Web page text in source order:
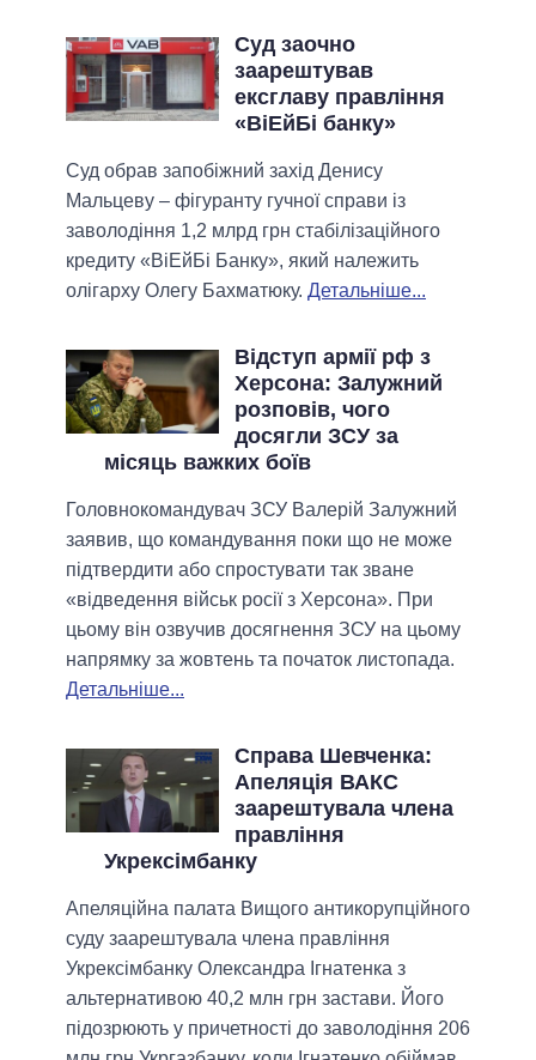
Суд заочно
заарештував
ексглаву правління
«ВіЕйБі банку»
Суд обрав запобіжний захід Денису
Мальцеву – фігуранту гучної справи із
заволодіння 1,2 млрд грн стабілізаційного
кредиту «ВіЕйБі Банку», який належить
олігарху Олегу Бахматюку. Детальніше...
Відступ армії рф з
Херсона: Залужний
розповів, чого
досягли ЗСУ за
місяць важких боїв
Головнокомандувач ЗСУ Валерій Залужний
заявив, що командування поки що не може
підтвердити або спростувати так зване
«відведення військ росії з Херсона». При
цьому він озвучив досягнення ЗСУ на цьому
напрямку за жовтень та початок листопада.
Детальніше...
Справа Шевченка:
Апеляція ВАКС
заарештувала члена
правління
Укрексімбанку
Апеляційна палата Вищого антикорупційного
суду заарештувала члена правління
Укрексімбанку Олександра Ігнатенка з
альтернативою 40,2 млн грн застави. Його
підозрюють у причетності до заволодіння 206